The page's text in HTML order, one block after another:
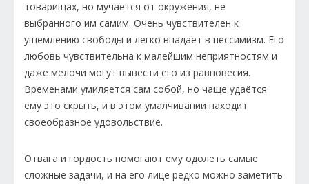
товарищах, но мучается от окружения, не
выбранного им самим. Очень чувствителен к
ущемлению свободы и легко впадает в пессимизм. Его
любовь чувствительна к малейшим неприятностям и
даже мелочи могут вывести его из равновесия.
Временами умиляется сам собой, но чаще удаётся
ему это скрыть, и в этом умалчивании находит
своеобразное удовольствие.
Отвага и гордость помогают ему одолеть самые
сложные задачи, и на его лице редко можно заметить